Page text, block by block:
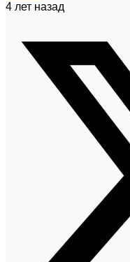
4 лет назад